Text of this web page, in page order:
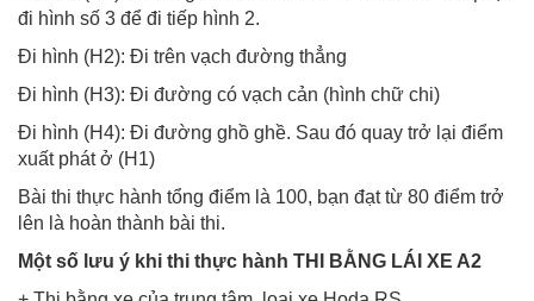
đi hình số 3 để đi tiếp hình 2.
Đi hình (H2): Đi trên vạch đường thẳng
Đi hình (H3): Đi đường có vạch cản (hình chữ chi)
Đi hình (H4): Đi đường ghồ ghề. Sau đó quay trở lại điểm
xuất phát ở (H1)
Bài thi thực hành tổng điểm là 100, bạn đạt từ 80 điểm trở
lên là hoàn thành bài thi.
Một số lưu ý khi thi thực hành THI BẰNG LÁI XE A2